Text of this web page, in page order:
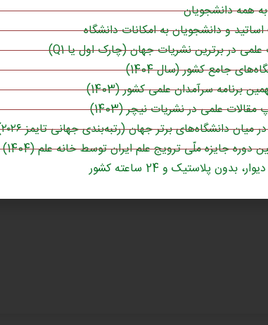
وارد شدن
همه دانشجویان
و دانشجویان به امکانات دانشگاه
برنامه سرآمدان علمی کشور (1403)
جایزه ملّی ترویج علم ایران توسط خانه علم (1404)
بدون پلاستیک و 24 ساعته کشور